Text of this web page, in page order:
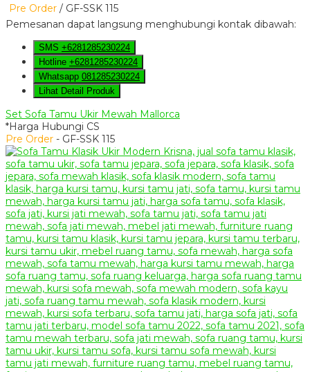
Pre Order / GF-SSK 115
Pemesanan dapat langsung menghubungi kontak dibawah:
SMS +6281285230224
Hotline +6281285230224
Whatsapp 081285230224
Lihat Detail Produk
Set Sofa Tamu Ukir Mewah Mallorca
*Harga Hubungi CS
Pre Order - GF-SSK 115